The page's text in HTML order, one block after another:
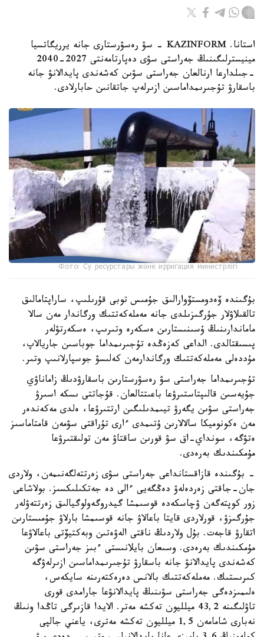
استانا. KAZINFORM - سۋ رەسۋرستارى جانە يرريگاتسيا
مينيسترلىگىنىڭ جەراستى سۋى دەپارتامەنتى 2027-2040
-جىلدارعا ارنالعان جەراستى سۋىن كەشەندى پايدالانۋ جانە
باسقارۋ تۇجىرىمداماسىن ازىرلەپ جاتقانىن حابارلادى.
Фото: Су ресурстары және ирригация министрлігі
بۇگىندە ۆەدومستۆوارالىق جۇمىس توبى قۇرىلىپ، ساراپتامالىق
تالقىلاۋلار جۇرگىزىلدى جانە مەملەكەتتىك ورگاندار مەن سالا
ماماندارىنىڭ ۇسىنىستارىن ەسكەرە وتىرىپ، ەسكەرتۋلەر
پىسىقتالدى. الداعى كەزەڭدە تۇجىرىمداما جوباسىن جاريالاپ،
مۇددەلى مەملەكەتتىك ورگاندارمەن كەلىسۋ جوسپارلانىپ وتىر.
تۇجىرىمداما جەراستى سۋ رەسۋرستارىن باسقارۋدىڭ زاماناۋي
جۇيەسىن قالىپتاستىرۋعا باعىتتالعان. قۇجاتتى ىسكە اسىرۋ
جەراستى سۋىن يگەرۋ تيىمدىلىگىن ارتتىرۋعا، ەلدى مەكەندەر
مەن ەكونوميكا سالالارىن ۇتىمدى ءارى تۇراقتى سۋمەن قامتاماسىز
ەتۋگە، سونداي-اق سۋ قورىن ساقتاۋ مەن تولىقتىرۋعا
مۇمكىندىك بەرەدى.
- بۇگىندە قازاقستانداعى جەراستى سۋى زەرتتەلگەنىمەن، ولاردى
جان-جاقتى زەردەلەۋ دەڭگەيى ءالى دە جەتكىلىكسىز. بولاشاعى
زور كوپتەگەن ۋچاسكەدە قوسىمشا گيدروگەولوگيالىق زەرتتەۋلەر
جۇرگىزۋ، قورلاردى قايتا باعالاۋ جانە قوسىمشا بارلاۋ جۇمىستارىن
اتقارۋ قاجەت. بۇل ولاردىڭ ناقتى الەۋەتىن وبەكتيۆتى باعالاۋعا
مۇمكىندىك بەرەدى. وسىعان بايلانىستى ءبىز جەراستى سۋىن
كەشەندى پايدالانۋ جانە باسقارۋ تۇجىرىمداماسىن ازىرلەۋگە
كىرىستىك. مەملەكەتتىك بالانس دەرەكتەرىنە سايكەس،
ەلىمىزدەگى جەراستى سۋىنىڭ پايدالانۋعا جارامدى قورى
تاۋلىگىنە 43,2 ميلليون تەكشە مەتر. الايدا قازىرگى تاڭدا ونىڭ
نەبارى شامامەن 1,5 ميلليون تەكشە مەترى، ياعني جالپى